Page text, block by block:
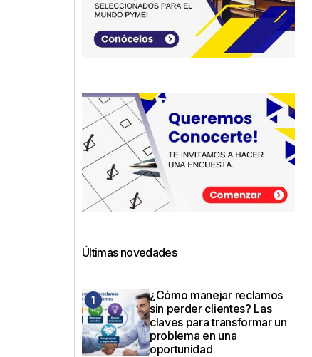
Últimas novedades
¿Cómo manejar reclamos
sin perder clientes? Las
claves para transformar un
problema en una
oportunidad